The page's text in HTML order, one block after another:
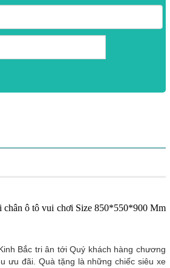
chân ô tô vui chơi Size 850*550*900 Mm
Bắc tri ân tới Quý khách hàng chương
ưu đãi. Quà tặng là những chiếc siêu xe